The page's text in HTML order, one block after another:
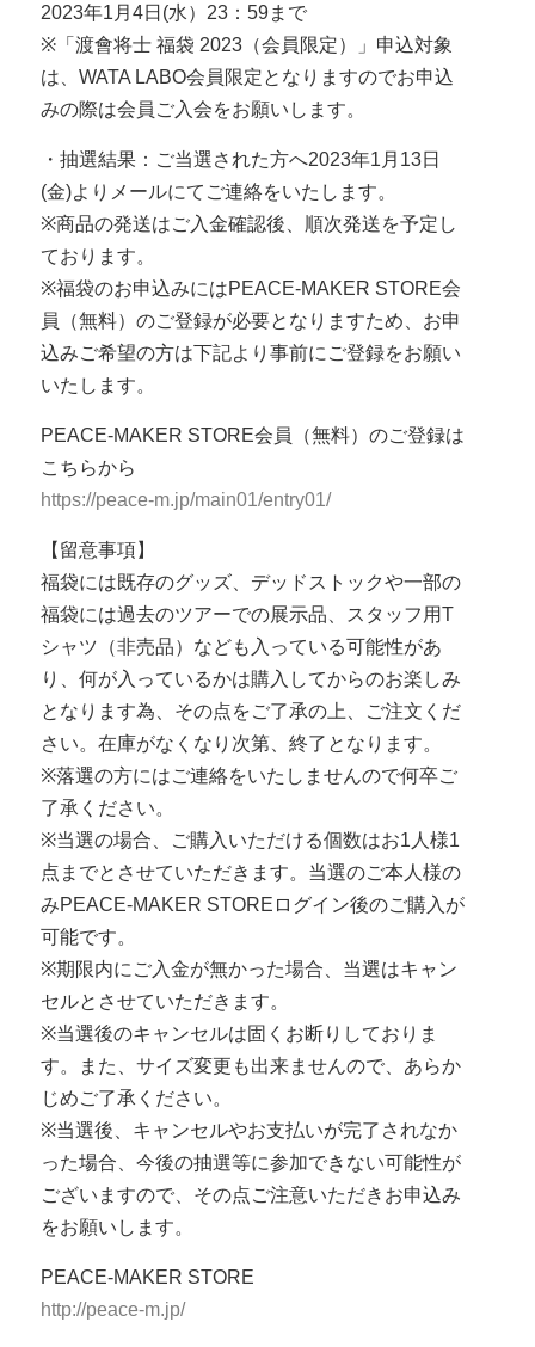
2023年1月4日(水）23：59まで
※「渡會将士 福袋 2023（会員限定）」申込対象
は、WATA LABO会員限定となりますのでお申込
みの際は会員ご入会をお願いします。
・抽選結果：ご当選された方へ2023年1月13日
(金)よりメールにてご連絡をいたします。
※商品の発送はご入金確認後、順次発送を予定し
ております。
※福袋のお申込みにはPEACE-MAKER STORE会
員（無料）のご登録が必要となりますため、お申
込みご希望の方は下記より事前にご登録をお願い
いたします。
PEACE-MAKER STORE会員（無料）のご登録は
こちらから
https://peace-m.jp/main01/entry01/
【留意事項】
福袋には既存のグッズ、デッドストックや一部の
福袋には過去のツアーでの展示品、スタッフ用T
シャツ（非売品）なども入っている可能性があ
り、何が入っているかは購入してからのお楽しみ
となります為、その点をご了承の上、ご注文くだ
さい。在庫がなくなり次第、終了となります。
※落選の方にはご連絡をいたしませんので何卒ご
了承ください。
※当選の場合、ご購入いただける個数はお1人様1
点までとさせていただきます。当選のご本人様の
みPEACE-MAKER STOREログイン後のご購入が
可能です。
※期限内にご入金が無かった場合、当選はキャン
セルとさせていただきます。
※当選後のキャンセルは固くお断りしておりま
す。また、サイズ変更も出来ませんので、あらか
じめご了承ください。
※当選後、キャンセルやお支払いが完了されなか
った場合、今後の抽選等に参加できない可能性が
ございますので、その点ご注意いただきお申込み
をお願いします。
PEACE-MAKER STORE
http://peace-m.jp/